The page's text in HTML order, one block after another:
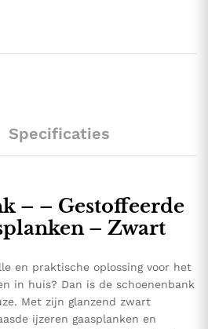
Specificaties
– – Gestoffeerde
– Zwart
en praktische oplossing voor het
in huis? Dan is de schoenenbank
Met zijn glanzend zwart
ijzeren gaasplanken en